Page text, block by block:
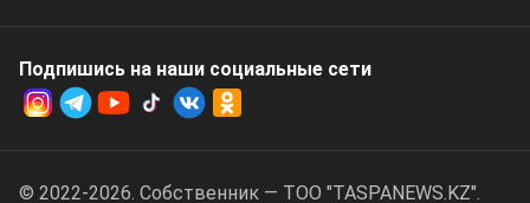
Подпишись на наши социальные cети
© 2022-2026. Собственник — ТОО "TASPANEWS.KZ".